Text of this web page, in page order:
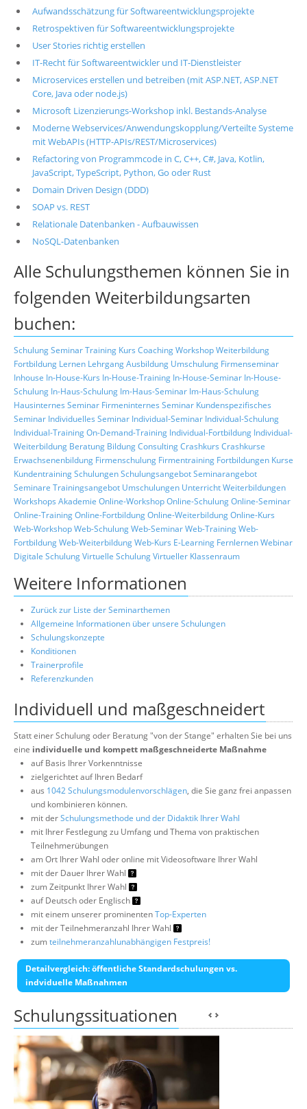
Aufwandsschätzung für Softwareentwicklungsprojekte
Retrospektiven für Softwareentwicklungsprojekte
User Stories richtig erstellen
IT-Recht für Softwareentwickler und IT-Dienstleister
Microservices erstellen und betreiben (mit ASP.NET, ASP.NET
Core, Java oder node.js)
Microsoft Lizenzierungs-Workshop inkl. Bestands-Analyse
Moderne Webservices/Anwendungskopplung/Verteilte Systeme
mit WebAPIs (HTTP-APIs/REST/Microservices)
Refactoring von Programmcode in C, C++, C#, Java, Kotlin,
JavaScript, TypeScript, Python, Go oder Rust
Domain Driven Design (DDD)
SOAP vs. REST
Relationale Datenbanken - Aufbauwissen
NoSQL-Datenbanken
Alle Schulungsthemen können Sie in
folgenden Weiterbildungsarten
buchen:
SchulungSeminarTraining Kurs CoachingWorkshopWeiterbildung
Fortbildung Lernen LehrgangAusbildung Umschulung Firmenseminar
Inhouse In-House-Kurs In-House-Training In-House-Seminar In-House-
Schulung In-Haus-Schulung Im-Haus-Seminar Im-Haus-Schulung
Hausinternes Seminar Firmeninternes Seminar Kundenspezifisches
Seminar Individuelles Seminar Individual-Seminar Individual-Schulung
Individual-TrainingOn-Demand-Training Individual-Fortbildung Individual-
Weiterbildung Beratung BildungConsultingCrashkurs Crashkurse
Erwachsenenbildung Firmenschulung Firmentraining Fortbildungen Kurse
KundentrainingSchulungenSchulungsangebotSeminarangebot
Seminare Trainingsangebot Umschulungen UnterrichtWeiterbildungen
Workshops Akademie Online-WorkshopOnline-SchulungOnline-Seminar
Online-TrainingOnline-FortbildungOnline-WeiterbildungOnline-Kurs
Web-WorkshopWeb-SchulungWeb-SeminarWeb-TrainingWeb-
FortbildungWeb-WeiterbildungWeb-Kurs E-Learning FernlernenWebinar
Digitale SchulungVirtuelle SchulungVirtueller Klassenraum
Weitere Informationen
Zurück zur Liste der Seminarthemen
Allgemeine Informationen über unsere Schulungen
Schulungskonzepte
Konditionen
Trainerprofile
Referenzkunden
Individuell und maßgeschneidert
Statt einer Schulung oder Beratung "von der Stange" erhalten Sie bei uns
eine individuelle und kompett maßgeschneiderte Maßnahme
auf Basis Ihrer Vorkenntnisse
zielgerichtet auf Ihren Bedarf
aus 1042 Schulungsmodulenvorschlägen, die Sie ganz frei anpassen
und kombinieren können.
mit derSchulungsmethode und der Didaktik Ihrer Wahl
mit Ihrer Festlegung zu Umfang und Thema von praktischen
Teilnehmerübungen
am Ort Ihrer Wahl oder online mit Videosoftware Ihrer Wahl
mit der Dauer Ihrer Wahl
zum Zeitpunkt Ihrer Wahl
auf Deutsch oder Englisch
mit einem unserer prominentenTop-Experten
mit der Teilnehmeranzahl Ihrer Wahl
zumteilnehmeranzahlunabhängigen Festpreis!
Detailvergleich: öffentliche Standardschulungen vs.
indviduelle Maßnahmen
Schulungssituationen